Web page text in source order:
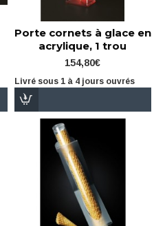
Porte cornets à glace en
acrylique, 1 trou
154,80€
Livré sous 1 à 4 jours ouvrés